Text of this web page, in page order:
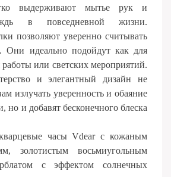
выдерживают мытье рук и
в повседневной жизни.
позволяют уверенно считывать
Они идеально подойдут как для
или светских мероприятий.
и элегантный дизайн не
излучать уверенность и обаяние
но и добавят бесконечного блеска